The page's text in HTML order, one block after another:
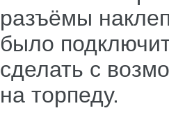
разъёмы
было
сделать с
на торпеду.